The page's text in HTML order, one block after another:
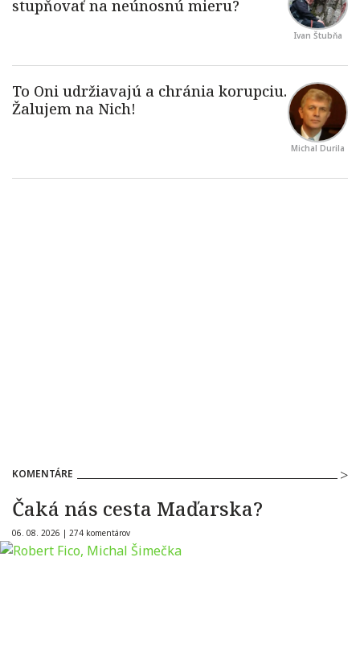
Ivan Štubňa
Michal Durila
KOMENTÁRE
Čaká nás cesta Maďarska?
06. 08. 2026 | 274 komentárov